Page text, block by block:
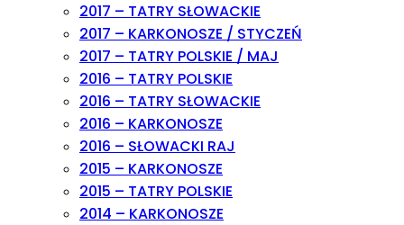
2017 – TATRY SŁOWACKIE
2017 – KARKONOSZE / STYCZEŃ
2017 – TATRY POLSKIE / MAJ
2016 – TATRY POLSKIE
2016 – TATRY SŁOWACKIE
2016 – KARKONOSZE
2016 – SŁOWACKI RAJ
2015 – KARKONOSZE
2015 – TATRY POLSKIE
2014 – KARKONOSZE